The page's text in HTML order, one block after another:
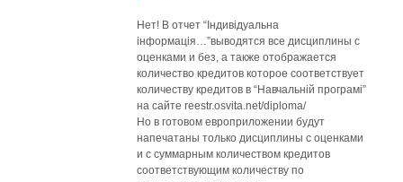
Нет! В отчет “Індивідуальна
інформація…”выводятся все дисциплины с
оценками и без, а также отображается
количество кредитов которое соответствует
количеству кредитов в “Навчальній програмі”
на сайте reestr.osvita.net/diploma/
Но в готовом европриложении будут
напечатаны только дисциплины с оценками
и с суммарным количеством кредитов
соответствующим количеству по